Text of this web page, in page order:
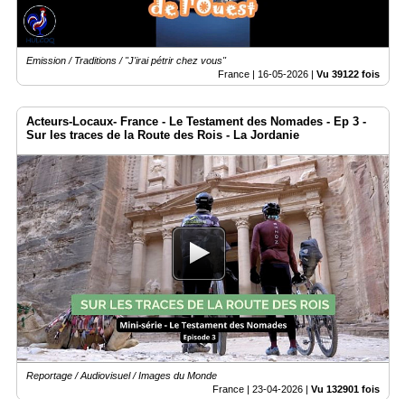
Emission / Traditions / "J'irai pétrir chez vous"
France | 16-05-2026 | Vu 39122 fois
Acteurs-Locaux- France - Le Testament des Nomades - Ep 3 -
Sur les traces de la Route des Rois - La Jordanie
Reportage / Audiovisuel / Images du Monde
France | 23-04-2026 Vu 132901 fois